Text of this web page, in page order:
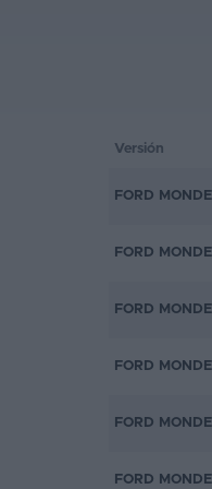
Versión
FORD
FORD
FORD
FORD
FORD
FORD